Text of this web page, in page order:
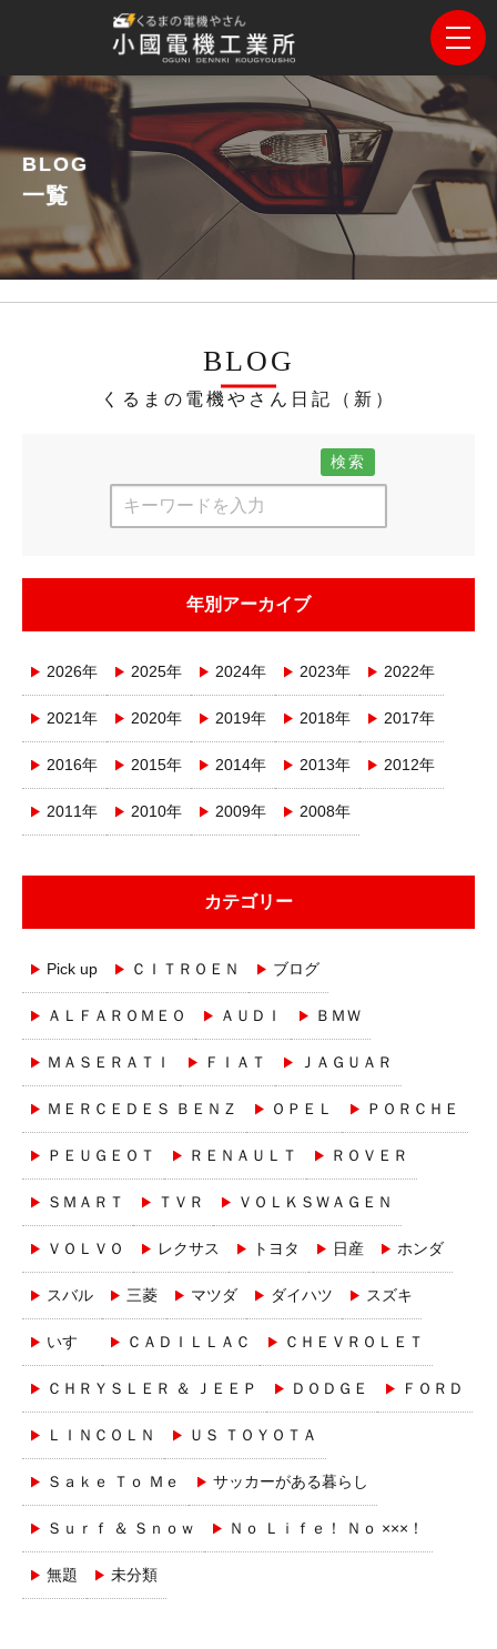
BLOG
一覧
BLOG
くるまの電機やさん日記（新）
検索
年別アーカイブ
2026年 2025年 2024年 2023年 2022年
2021年 2020年 2019年 2018年 2017年
2016年 2015年 2014年 2013年 2012年
2011年 2010年 2009年 2008年
カテゴリー
Pick up ＣＩＴＲＯＥＮ ブログ
ＡＬＦＡＲＯＭＥＯ ＡＵＤＩ ＢＭＷ
ＭＡＳＥＲＡＴＩ ＦＩＡＴ ＪＡＧＵＡＲ
ＭＥＲＣＥＤＥＳ ＢＥＮＺ ＯＰＥＬ ＰＯＲＣＨＥ
ＰＥＵＧＥＯＴ ＲＥＮＡＵＬＴ ＲＯＶＥＲ
ＳＭＡＲＴ ＴＶＲ ＶＯＬＫＳＷＡＧＥＮ
ＶＯＬＶＯ レクサス トヨタ 日産 ホンダ
スバル 三菱 マツダ ダイハツ スズキ
いすゞ ＣＡＤＩＬＬＡＣ ＣＨＥＶＲＯＬＥＴ
ＣＨＲＹＳＬＥＲ ＆ ＪＥＥＰ ＤＯＤＧＥ ＦＯＲＤ
ＬＩＮＣＯＬＮ ＵＳ ＴＯＹＯＴＡ
Ｓａｋｅ Ｔｏ Ｍｅ サッカーがある暮らし
Ｓｕｒｆ ＆ Ｓｎｏｗ Ｎｏ Ｌｉｆｅ！ Ｎｏ ×××！
無題 未分類